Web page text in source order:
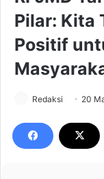
Pilar: Kita
Positif
Redaksi 20